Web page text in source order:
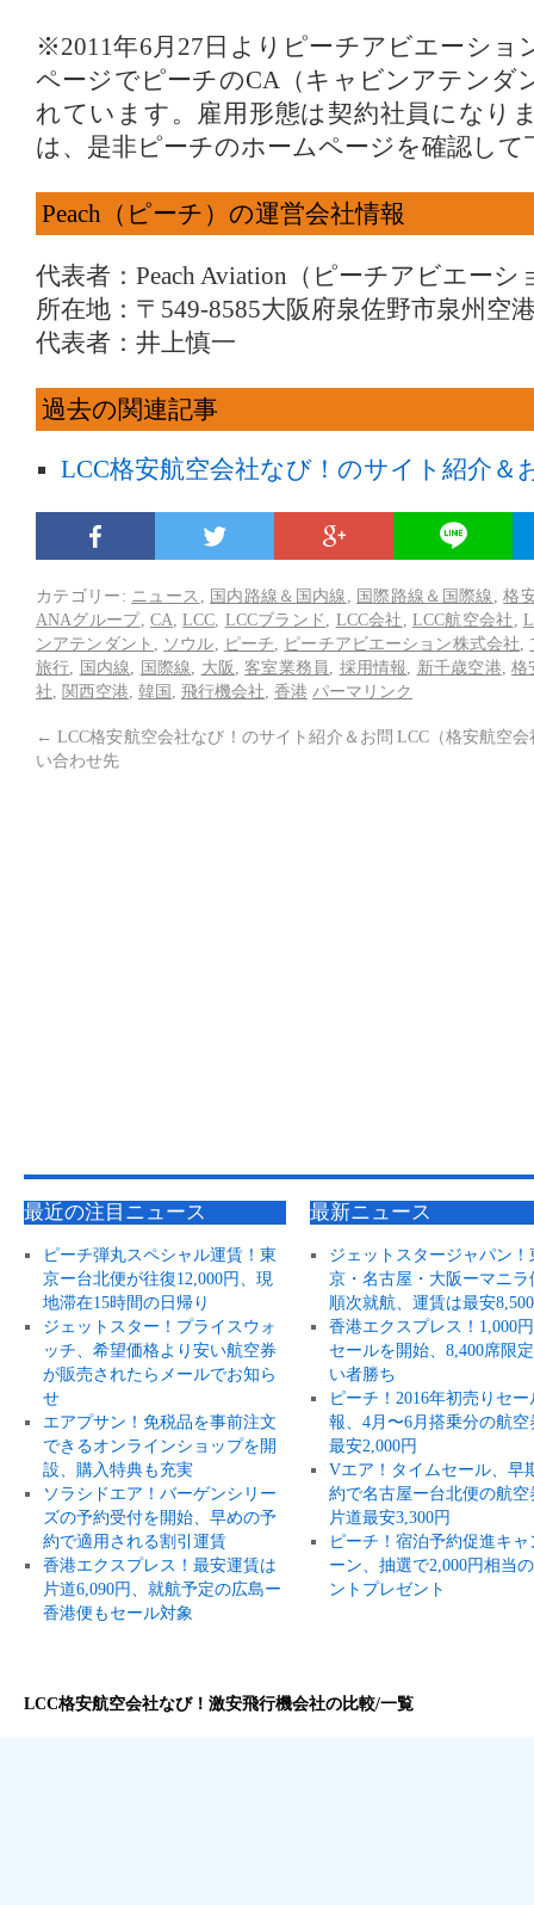
※2011年6月27日よりピーチアビエーショ
ページでピーチのCA（キャビンアテンダ
れています。雇用形態は契約社員になり
は、是非ピーチのホームページを確認して
Peach（ピーチ）の運営会社情報
代表者：Peach Aviation（ピーチアビエーシ
所在地：〒549-8585大阪府泉佐野市泉州空
代表者：井上慎一
過去の関連記事
LCC格安航空会社なび！のサイト紹介＆
カテゴリー: ニュース 国内路線＆国内線 国際路線＆国際線 ,格
ANAグループ, CA ,LCC LCCブランド LCC会社 LCC航空会社
ンアテンダント
ソウル ピーチ ピーチアビエーション株式会社
旅行
国内線 国際線 大阪 ,客室業務員 採用情報 新千歳空港 ,格
社
関西空港 韓国 飛行機会社 香港 パーマリンク
← LCC格安航空会社なび！のサイト紹介＆お問
い合わせ先
LCC（格安航空
最近の注目ニュース
ピーチ弾丸スペシャル運賃！東
京ー台北便が往復12,000円、現
地滞在15時間の日帰り
ジェットスター！プライスウォ
ッチ、希望価格より安い航空券
が販売されたらメールでお知ら
せ
エアプサン！免税品を事前注文
できるオンラインショップを開
設、購入特典も充実
ソラシドエア！バーゲンシリー
ズの予約受付を開始、早めの予
約で適用される割引運賃
香港エクスプレス！最安運賃は
片道6,090円、就航予定の広島ー
香港便もセール対象
最新ニュース
ジェットスタージャパン！
京・名古屋・大阪ーマニラ
順次就航、運賃は最安
香港エクスプレス！1,000
セールを開始、8,400席限
い者勝ち
ピーチ！2016年初売りセー
報、4月〜6月搭乗分の航空
最安2,000円
Vエア！タイムセール、早
約で名古屋ー台北便の航空
片道最安3,300円
ピーチ！宿泊予約促進キャ
ーン、抽選で2,000円相当
ントプレゼント
LCC格安航空会社なび！激安飛行機会社の比較/一覧